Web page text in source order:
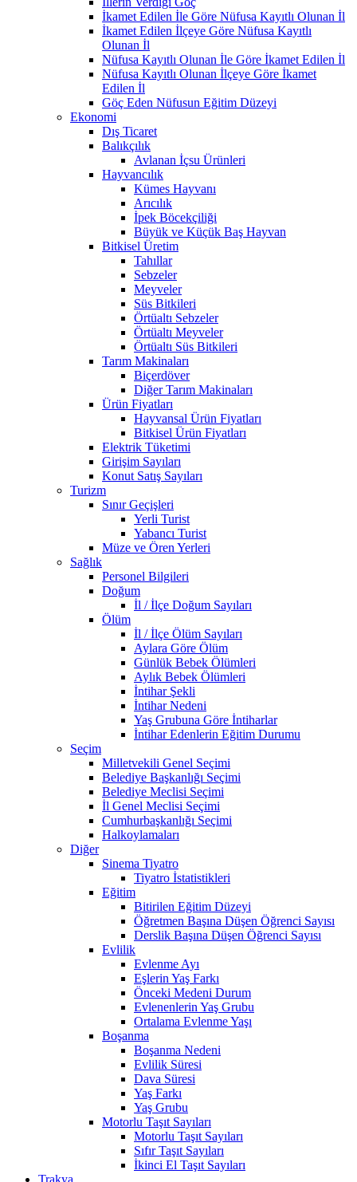
İkamet Edilen İle Göre Nüfusa Kayıtlı Olunan İl
İkamet Edilen İlçeye Göre Nüfusa Kayıtlı
Olunan İl
Nüfusa Kayıtlı Olunan İle Göre İkamet Edilen İl
Nüfusa Kayıtlı Olunan İlçeye Göre İkamet
Edilen İl
Göç Eden Nüfusun Eğitim Düzeyi
Ekonomi
Dış Ticaret
Balıkçılık
Avlanan İçsu Ürünleri
Hayvancılık
Kümes Hayvanı
Arıcılık
İpek Böcekçiliği
Büyük ve Küçük Baş Hayvan
Bitkisel Üretim
Tahıllar
Sebzeler
Meyveler
Süs Bitkileri
Örtüaltı Sebzeler
Örtüaltı Meyveler
Örtüaltı Süs Bitkileri
Tarım Makinaları
Biçerdöver
Diğer Tarım Makinaları
Ürün Fiyatları
Hayvansal Ürün Fiyatları
Bitkisel Ürün Fiyatları
Elektrik Tüketimi
Girişim Sayıları
Konut Satış Sayıları
Turizm
Sınır Geçişleri
Yerli Turist
Yabancı Turist
Müze ve Ören Yerleri
Sağlık
Personel Bilgileri
Doğum
İl / İlçe Doğum Sayıları
Ölüm
İl / İlçe Ölüm Sayıları
Aylara Göre Ölüm
Günlük Bebek Ölümleri
Aylık Bebek Ölümleri
İntihar Şekli
İntihar Nedeni
Yaş Grubuna Göre İntiharlar
İntihar Edenlerin Eğitim Durumu
Seçim
Milletvekili Genel Seçimi
Belediye Başkanlığı Seçimi
Belediye Meclisi Seçimi
İl Genel Meclisi Seçimi
Cumhurbaşkanlığı Seçimi
Halkoylamaları
Diğer
Sinema Tiyatro
Tiyatro İstatistikleri
Eğitim
Bitirilen Eğitim Düzeyi
Öğretmen Başına Düşen Öğrenci Sayısı
Derslik Başına Düşen Öğrenci Sayısı
Evlilik
Evlenme Ayı
Eşlerin Yaş Farkı
Önceki Medeni Durum
Evlenenlerin Yaş Grubu
Ortalama Evlenme Yaşı
Boşanma
Boşanma Nedeni
Evlilik Süresi
Dava Süresi
Yaş Farkı
Yaş Grubu
Motorlu Taşıt Sayıları
Motorlu Taşıt Sayıları
Sıfır Taşıt Sayıları
İkinci El Taşıt Sayıları
Trakya